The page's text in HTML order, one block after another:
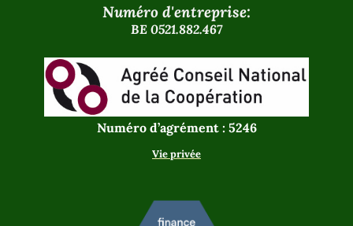
Numéro d'entreprise:
BE 0521.882.467
Numéro d’agrément : 5246
Vie privée